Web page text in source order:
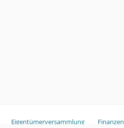
Eigentümerversammlung Finanzen